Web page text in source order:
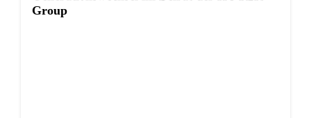
Group